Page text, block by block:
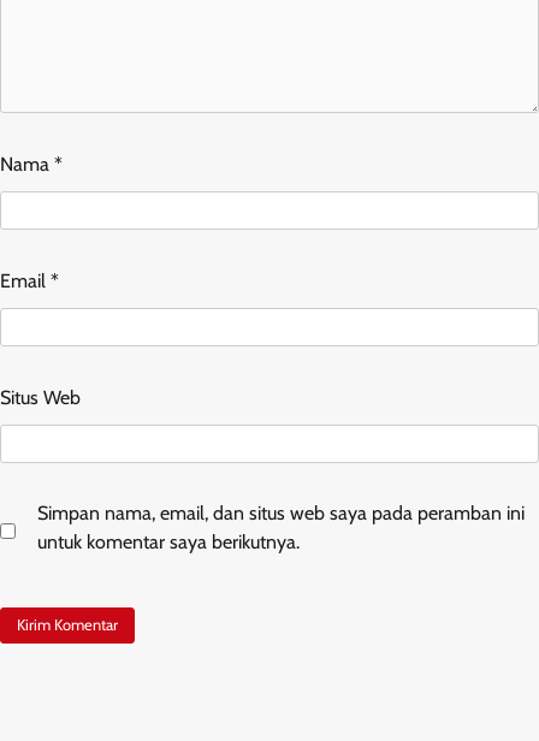
Nama *
Email *
Situs Web
Simpan nama, email, dan situs web saya pada peramban ini
untuk komentar saya berikutnya.